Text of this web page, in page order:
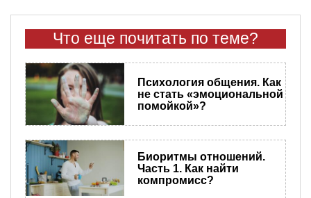
Что еще почитать по теме?
Психология общения. Как
не стать «эмоциональной
помойкой»?
Биоритмы отношений.
Часть 1. Как найти
компромисс?